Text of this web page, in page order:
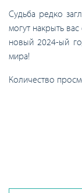
Судьба редко
могут накрыть
новый 2024-ый
мира!
Количество